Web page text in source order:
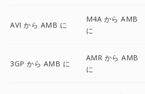
AVI から AMB に
M4A から AMB
に
3GP から AMB に
AMR から AMB
に